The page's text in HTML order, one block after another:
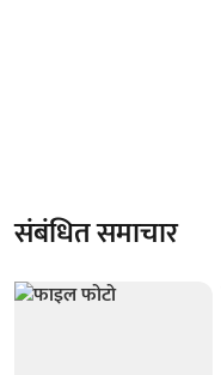
संबंधित समाचार